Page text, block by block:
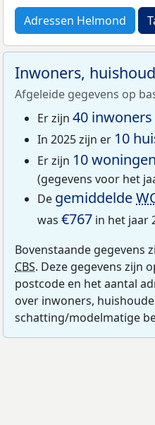
Adressen Helmond
Inwoners,
Afgeleide gegevens op
Er zijn 40 inwoners
In 2025 zijn er 10
Er zijn 10 woningen
(gegevens voor het
De gemiddelde
was €767 in het jaar
Bovenstaande gegevens
CBS. Deze gegevens zijn
postcode en het aantal
over inwoners,
schatting/modelmatige